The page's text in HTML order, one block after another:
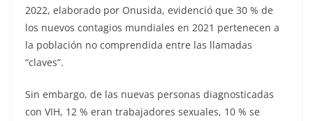
2022, elaborado por Onusida, evidenció que 30 % de
los nuevos contagios mundiales en 2021 pertenecen a
la población no comprendida entre las llamadas
“claves”.
Sin embargo, de las nuevas personas diagnosticadas
con VIH, 12 % eran trabajadores sexuales, 10 % se